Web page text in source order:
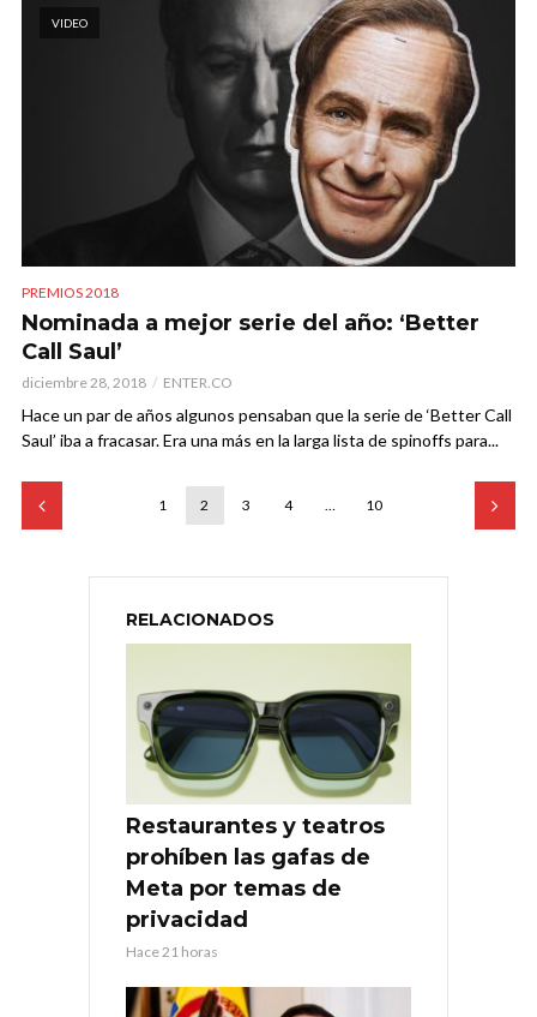
VIDEO
PREMIOS 2018
Nominada a mejor serie del año: ‘Better
Call Saul’
diciembre 28, 2018 ENTER.CO
Hace un par de años algunos pensaban que la serie de ‘Better Call
Saul’ iba a fracasar. Era una más en la larga lista de spinoffs para...
1 2 3 4 … 10
RELACIONADOS
Restaurantes y teatros
prohíben las gafas de
Meta por temas de
privacidad
Hace 21 horas